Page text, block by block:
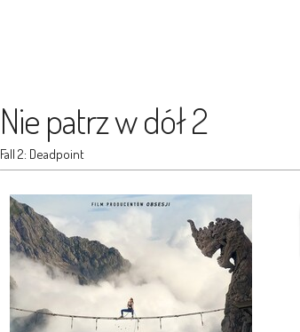
Nie patrz w dół 2
Fall 2: Deadpoint